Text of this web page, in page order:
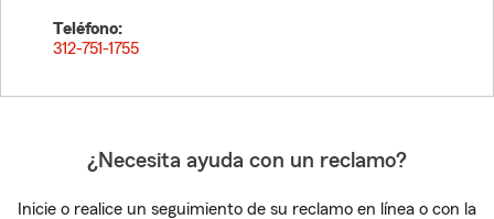
Teléfono:
312-751-1755
¿Necesita ayuda con un reclamo?
Inicie o realice un seguimiento de su reclamo en línea o con la